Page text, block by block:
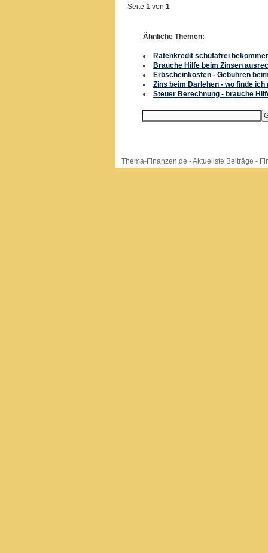
Seite 1 von 1
Ähnliche Themen:
Ratenkredit schufafrei
Brauche Hilfe beim Zinsen
Erbscheinkosten - Gebühren
Zins beim Darlehen - wo finde ich
Steuer Berechnung - brauche
Thema-Finanzen.de -Aktuellste Beiträge -